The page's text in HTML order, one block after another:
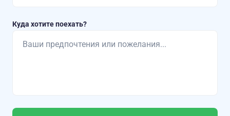
Куда хотите поехать?